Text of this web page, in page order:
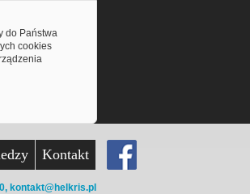
do Państwa
cookies
Kontakt
kontakt@helkris.pl